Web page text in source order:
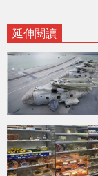
延伸閱讀